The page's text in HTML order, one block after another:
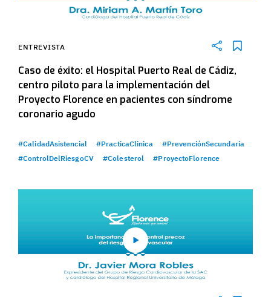
ENTREVISTA
Caso de éxito: el Hospital Puerto Real de Cádiz,
centro piloto para la implementación del
Proyecto Florence en pacientes con síndrome
coronario agudo
#CalidadAsistencial #PracticaClinica
#PrevenciónSecundaria
#ControlDelRiesgoCV
#Colesterol #ProyectoFlorence